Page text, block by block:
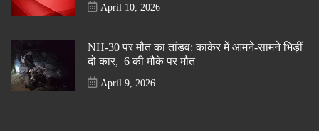
April 10, 2026
NH-30 पर मौत का तांडव: कांकेर में आमने-सामने भिड़ीं
दो कार, 6 की मौके पर मौत
April 9, 2026